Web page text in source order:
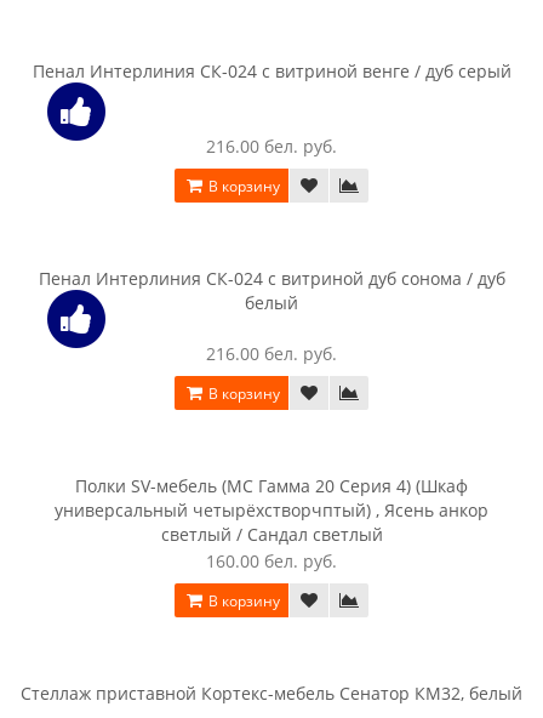
Пенал Интерлиния СК-024 венге / дуб серый
157.00 бел. руб.
В корзину
Пенал Интерлиния СК-024 дуб сонома / дуб белый
157.00 бел. руб.
В корзину
Пенал Интерлиния СК-024 с витриной венге / дуб
молочный
216.00 бел. руб.
В корзину
Пенал Интерлиния СК-024 с витриной венге / дуб серый